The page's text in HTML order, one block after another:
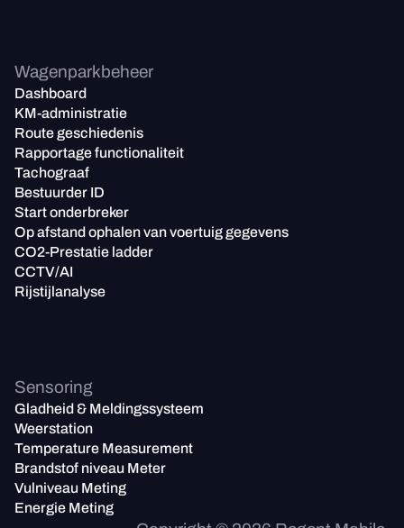
Wagenparkbeheer
Dashboard
KM-administratie
Route geschiedenis
Rapportage functionaliteit
Tachograaf
Bestuurder ID
Start onderbreker
Op afstand ophalen van voertuig gegevens
CO2-Prestatie ladder
CCTV/AI
Rijstijlanalyse
Sensoring
Gladheid & Meldingssysteem
Weerstation
Temperature Measurement
Brandstof niveau Meter
Vulniveau Meting
Energie Meting